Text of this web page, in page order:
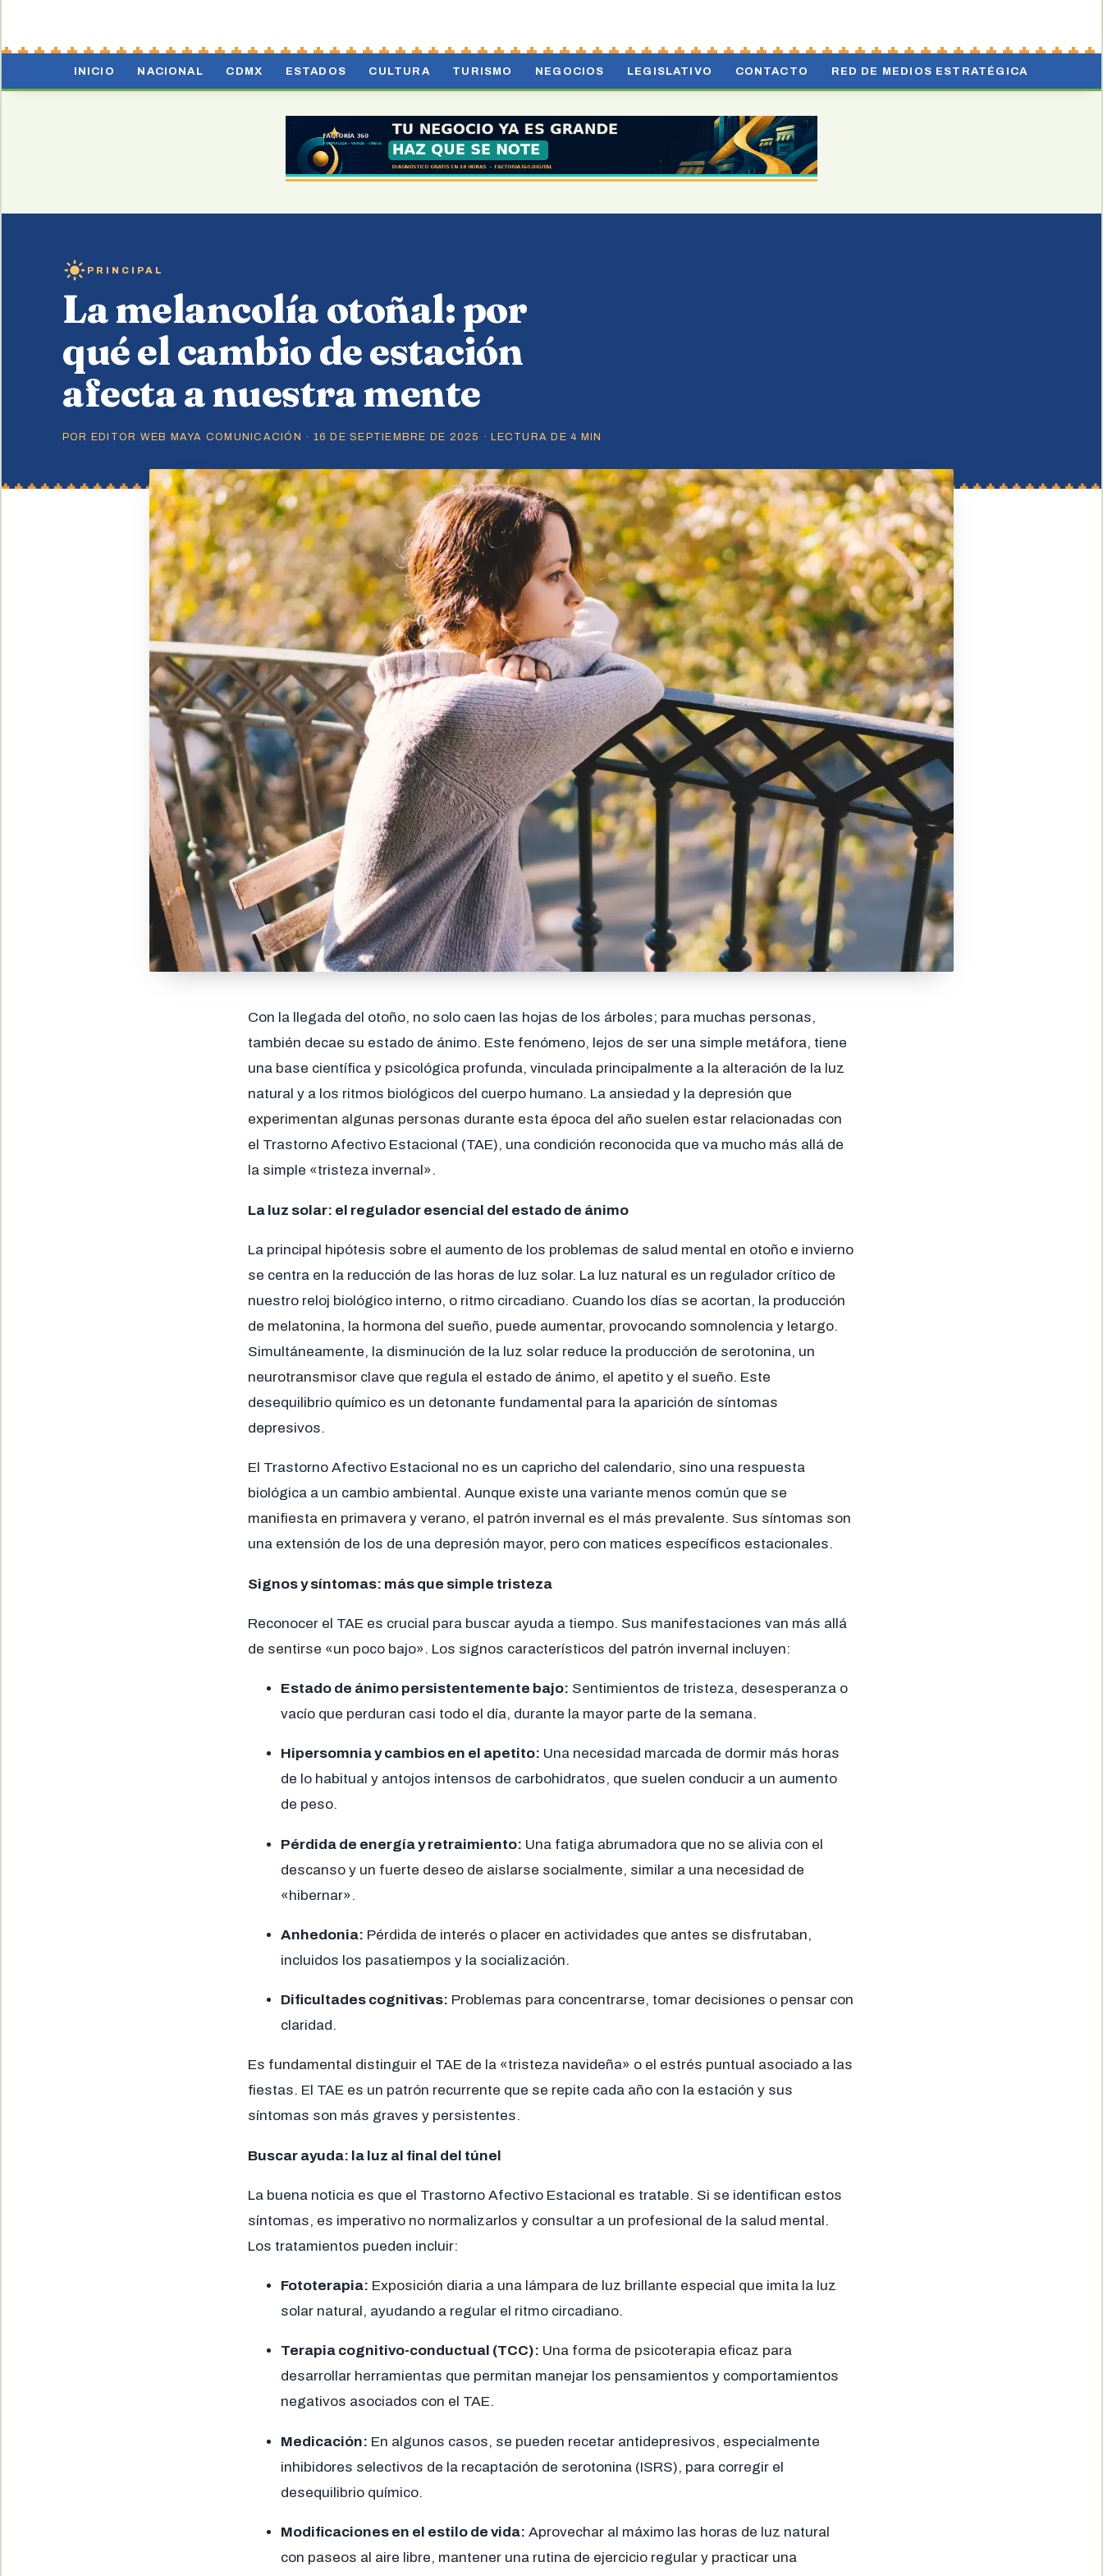
INICIO NACIONAL CDMX ESTADOS CULTURA TURISMO NEGOCIOS LEGISLATIVO CONTACTO RED DE MEDIOS ESTRATÉGICA
PRINCIPAL
La melancolía otoñal: por
qué el cambio de estación
afecta a nuestra mente
POR EDITOR WEB MAYA COMUNICACIÓN · 16 DE SEPTIEMBRE DE 2025 · LECTURA DE 4 MIN
Con la llegada del otoño, no solo caen las hojas de los árboles; para muchas personas,
también decae su estado de ánimo. Este fenómeno, lejos de ser una simple metáfora, tiene
una base científica y psicológica profunda, vinculada principalmente a la alteración de la luz
natural y a los ritmos biológicos del cuerpo humano. La ansiedad y la depresión que
experimentan algunas personas durante esta época del año suelen estar relacionadas con
el Trastorno Afectivo Estacional (TAE), una condición reconocida que va mucho más allá de
la simple «tristeza invernal».
La luz solar: el regulador esencial del estado de ánimo
La principal hipótesis sobre el aumento de los problemas de salud mental en otoño e invierno
se centra en la reducción de las horas de luz solar. La luz natural es un regulador crítico de
nuestro reloj biológico interno, o ritmo circadiano. Cuando los días se acortan, la producción
de melatonina, la hormona del sueño, puede aumentar, provocando somnolencia y letargo.
Simultáneamente, la disminución de la luz solar reduce la producción de serotonina, un
neurotransmisor clave que regula el estado de ánimo, el apetito y el sueño. Este
desequilibrio químico es un detonante fundamental para la aparición de síntomas
depresivos.
El Trastorno Afectivo Estacional no es un capricho del calendario, sino una respuesta
biológica a un cambio ambiental. Aunque existe una variante menos común que se
manifiesta en primavera y verano, el patrón invernal es el más prevalente. Sus síntomas son
una extensión de los de una depresión mayor, pero con matices específicos estacionales.
Signos y síntomas: más que simple tristeza
Reconocer el TAE es crucial para buscar ayuda a tiempo. Sus manifestaciones van más allá
de sentirse «un poco bajo». Los signos característicos del patrón invernal incluyen:
Estado de ánimo persistentemente bajo: Sentimientos de tristeza, desesperanza o
vacío que perduran casi todo el día, durante la mayor parte de la semana.
Hipersomnia y cambios en el apetito: Una necesidad marcada de dormir más horas
de lo habitual y antojos intensos de carbohidratos, que suelen conducir a un aumento
de peso.
Pérdida de energía y retraimiento: Una fatiga abrumadora que no se alivia con el
descanso y un fuerte deseo de aislarse socialmente, similar a una necesidad de
«hibernar».
Anhedonia: Pérdida de interés o placer en actividades que antes se disfrutaban,
incluidos los pasatiempos y la socialización.
Dificultades cognitivas: Problemas para concentrarse, tomar decisiones o pensar con
claridad.
Es fundamental distinguir el TAE de la «tristeza navideña» o el estrés puntual asociado a las
fiestas. El TAE es un patrón recurrente que se repite cada año con la estación y sus
síntomas son más graves y persistentes.
Buscar ayuda: la luz al final del túnel
La buena noticia es que el Trastorno Afectivo Estacional es tratable. Si se identifican estos
síntomas, es imperativo no normalizarlos y consultar a un profesional de la salud mental.
Los tratamientos pueden incluir:
Fototerapia: Exposición diaria a una lámpara de luz brillante especial que imita la luz
solar natural, ayudando a regular el ritmo circadiano.
Terapia cognitivo-conductual (TCC): Una forma de psicoterapia eficaz para
desarrollar herramientas que permitan manejar los pensamientos y comportamientos
negativos asociados con el TAE.
Medicación: En algunos casos, se pueden recetar antidepresivos, especialmente
inhibidores selectivos de la recaptación de serotonina (ISRS), para corregir el
desequilibrio químico.
Modificaciones en el estilo de vida: Aprovechar al máximo las horas de luz natural
con paseos al aire libre, mantener una rutina de ejercicio regular y practicar una